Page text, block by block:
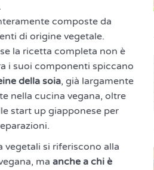
composte da
di origine vegetale.
la ricetta completa non è
i suoi componenti spiccano
della soia, già largamente
nella cucina vegana, oltre
start up giapponese per
vegetali si riferiscono alla
ma anche a chi è